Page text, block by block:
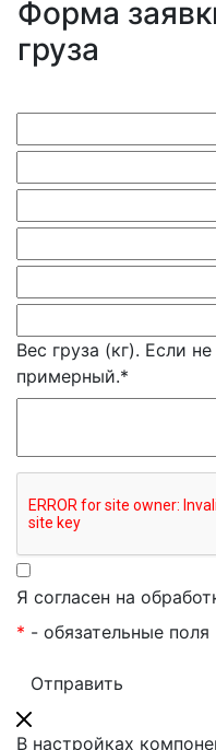
Форма
груза
Вес груза (кг). Если
примерный.*
Я согласен на
* - обязательные поля
В настройках